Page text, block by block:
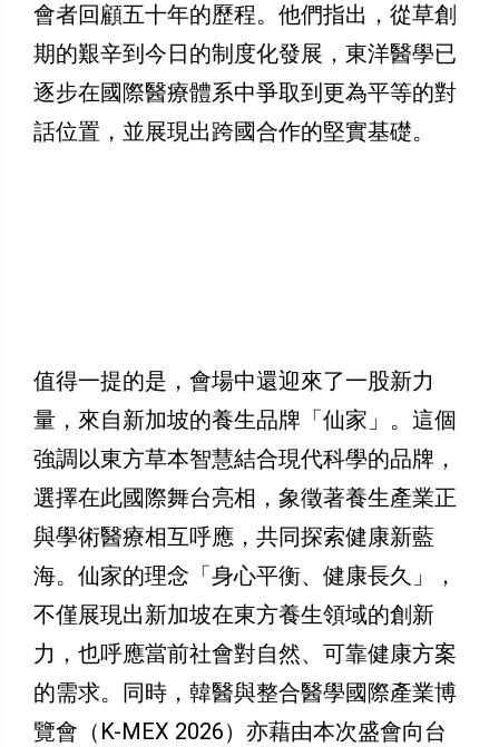
會者回顧五十年的歷程。他們指出，從草創
期的艱辛到今日的制度化發展，東洋醫學已
逐步在國際醫療體系中爭取到更為平等的對
話位置，並展現出跨國合作的堅實基礎。
值得一提的是，會場中還迎來了一股新力
量，來自新加坡的養生品牌「仙家」。這個
強調以東方草本智慧結合現代科學的品牌，
選擇在此國際舞台亮相，象徵著養生產業正
與學術醫療相互呼應，共同探索健康新藍
海。仙家的理念「身心平衡、健康長久」，
不僅展現出新加坡在東方養生領域的創新
力，也呼應當前社會對自然、可靠健康方案
的需求。同時，韓醫與整合醫學國際產業博
覽會（K-MEX 2026）亦藉由本次盛會向台